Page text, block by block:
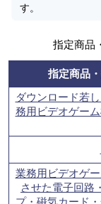
す。
指定商品
指定商品
ダウンロード若
務用ビデオゲー
業務用ビデオゲ
させた電子回路